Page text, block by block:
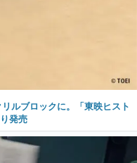
ルブロックに。「東映ヒスト
発売